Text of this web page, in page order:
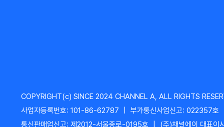
COPYRIGHT(c) SINCE 2024 CHANNEL A, ALL RIGHTS
사업자등록번호: 101-86-62787
부가통신사업신고: 022357호
통신판매업신고: 제2012-서울종로-0195호
(주)채널에이 대표이